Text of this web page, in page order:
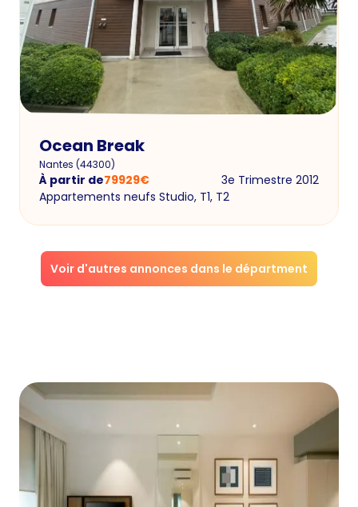
Ocean Break
Nantes (44300)
À partir de79929€
3e Trimestre 2012
Appartements neufs Studio, T1, T2
Voir d'autres annonces dans le départment